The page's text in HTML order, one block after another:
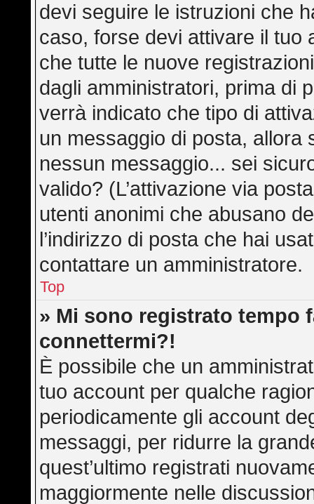
devi seguire le istruzioni che
caso, forse devi attivare il tuo
che tutte le nuove
dagli amministratori, prima di
verrà indicato che tipo di
un messaggio di posta, allora
nessun messaggio... sei
valido? (L’attivazione via
utenti anonimi che abusano
l’indirizzo di posta che hai
contattare un amministratore.
Top
» Mi sono registrato tempo
connettermi?!
È possibile che un
tuo account per qualche
periodicamente gli account
messaggi, per ridurre la
quest’ultimo registrati
maggiormente nelle